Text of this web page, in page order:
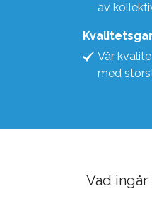
av
Vår
med
Vad